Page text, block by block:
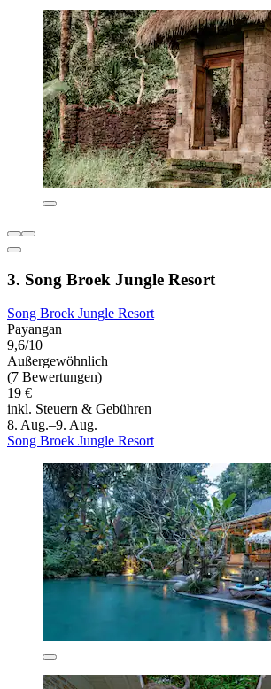
3. Song Broek Jungle Resort
Song Broek Jungle Resort
Payangan
9,6/10
Außergewöhnlich
(7 Bewertungen)
19 €
inkl. Steuern & Gebühren
8. Aug.–9. Aug.
Song Broek Jungle Resort